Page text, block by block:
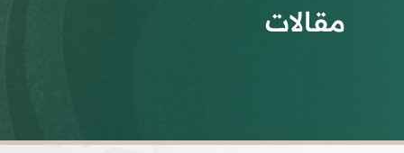
مقالات